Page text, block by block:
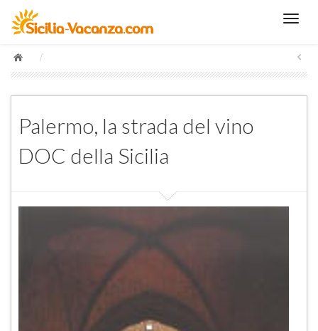
/
Palermo, la strada del vino
DOC della Sicilia